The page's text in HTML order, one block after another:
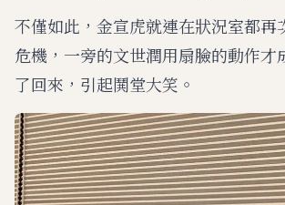
不僅如此，金宣虎就連在狀況室都再
危機，一旁的文世潤用扇臉的動作才
了回來，引起鬨堂大笑。